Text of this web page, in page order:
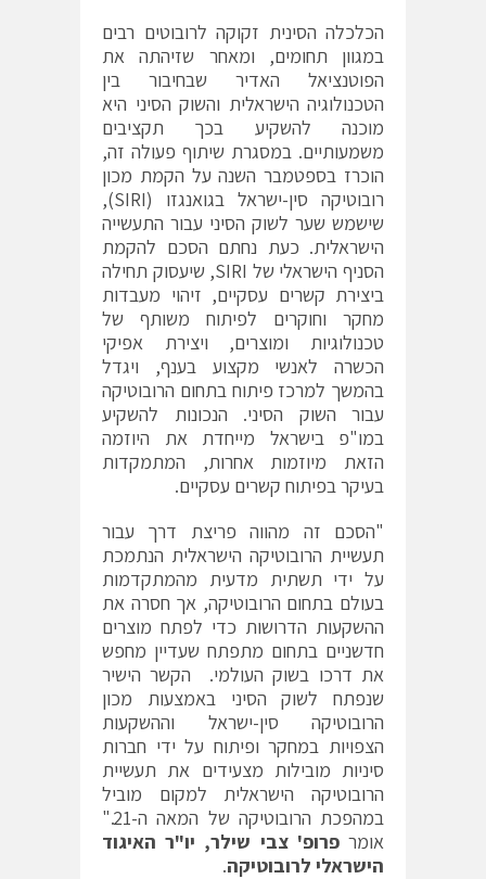
הכלכלה הסינית זקוקה לרובוטים רבים
במגוון תחומים, ומאחר שזיהתה את
הפוטנציאל האדיר שבחיבור בין
הטכנולוגיה הישראלית והשוק הסיני היא
מוכנה להשקיע בכך תקציבים
משמעותיים. במסגרת שיתוף פעולה זה,
הוכרז בספטמבר השנה על הקמת מכון
רובוטיקה סין-ישראל בגואנגזו (SIRI),
שישמש שער לשוק הסיני עבור התעשייה
הישראלית. כעת נחתם הסכם להקמת
הסניף הישראלי של SIRI, שיעסוק תחילה
ביצירת קשרים עסקיים, זיהוי מעבדות
מחקר וחוקרים לפיתוח משותף של
טכנולוגיות ומוצרים, ויצירת אפיקי
הכשרה לאנשי מקצוע בענף, ויגדל
בהמשך למרכז פיתוח בתחום הרובוטיקה
עבור השוק הסיני. הנכונות להשקיע
במו"פ בישראל מייחדת את היוזמה
הזאת מיוזמות אחרות, המתמקדות
בעיקר בפיתוח קשרים עסקיים.
"הסכם זה מהווה פריצת דרך עבור
תעשיית הרובוטיקה הישראלית הנתמכת
על ידי תשתית מדעית מהמתקדמות
בעולם בתחום הרובוטיקה, אך חסרה את
ההשקעות הדרושות כדי לפתח מוצרים
חדשניים בתחום מתפתח שעדיין מחפש
את דרכו בשוק העולמי. הקשר הישיר
שנפתח לשוק הסיני באמצעות מכון
הרובוטיקה סין-ישראל וההשקעות
הצפויות במחקר ופיתוח על ידי חברות
סיניות מובילות מצעידים את תעשיית
הרובוטיקה הישראלית למקום מוביל
במהפכת הרובוטיקה של המאה ה-21."
אומרפרופ' צבי שילר, יו"ר האיגוד
הישראלי לרובוטיקה.